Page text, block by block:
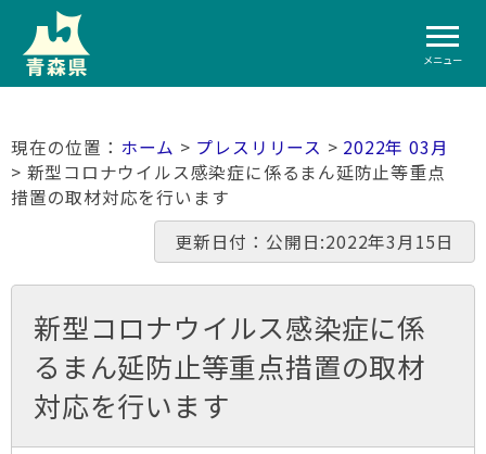
メニュー
ホーム > プレスリリース > 2022年 03月
> 新型コロナウイルス感染症に係るまん延防止等重点
措置の取材対応を行います
更新日付：公開日:2022年3月15日
新型コロナウイルス感染症に係
るまん延防止等重点措置の取材
対応を行います